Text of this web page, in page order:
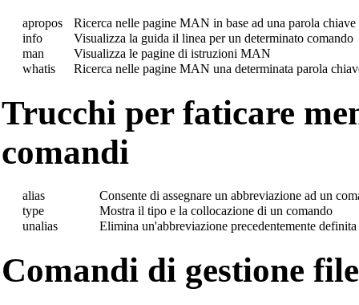
apropos
Ricerca nelle pagine MAN in base ad una parola chiave
info
Visualizza la guida il linea per un determinato comando
man
Visualizza le pagine di istruzioni MAN
whatis
Ricerca nelle pagine MAN una determinata parola
Trucchi per faticare
comandi
alias
Consente di assegnare un abbreviazione ad un
type
Mostra il tipo e la collocazione di un comando
unalias
Elimina un'abbreviazione precedentemente definita
Comandi di gestione